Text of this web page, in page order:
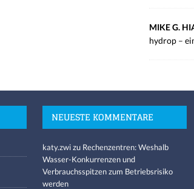
MIKE G.
hydrop –
NEUESTE KOMMENTARE
katy.zwizu Rechenzentren: Weshalb
Wasser-Konkurrenzen und
Verbrauchsspitzen zum Betriebsrisiko
werden